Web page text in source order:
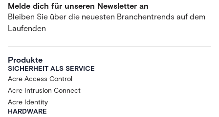
Melde dich für unseren Newsletter an
Bleiben Sie über die neuesten Branchentrends auf dem
Laufenden
Produkte
SICHERHEIT ALS SERVICE
Acre Access Control
Acre Intrusion Connect
Acre Identity
HARDWARE